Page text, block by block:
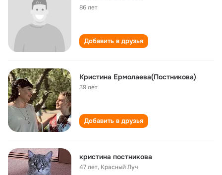
86 лет
Добавить в друзья
Кристина Ермолаева(Постникова)
39 лет
Добавить в друзья
кристина постникова
47 лет, Красный Луч